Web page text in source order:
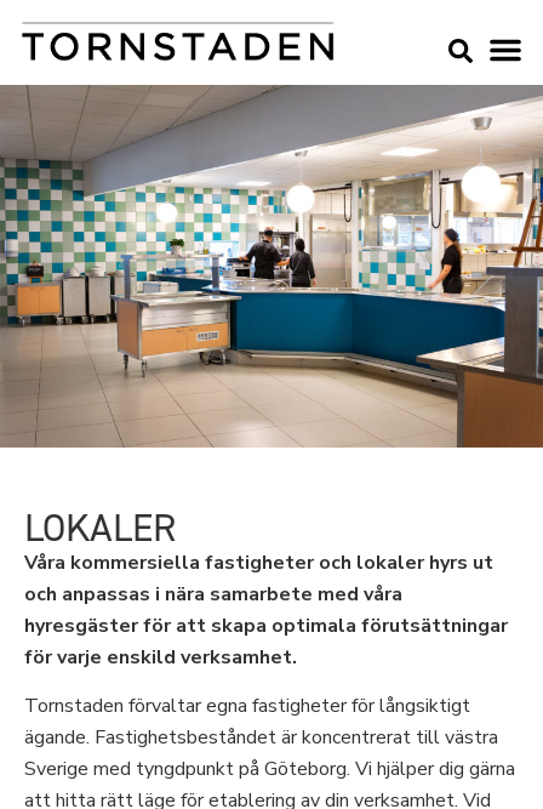
LOKALER
Våra kommersiella fastigheter och lokaler hyrs ut
och anpassas i nära samarbete med våra
hyresgäster för att skapa optimala förutsättningar
för varje enskild verksamhet.
Tornstaden förvaltar egna fastigheter för långsiktigt
ägande. Fastighetsbeståndet är koncentrerat till västra
Sverige med tyngdpunkt på Göteborg. Vi hjälper dig gärna
att hitta rätt läge för etablering av din verksamhet. Vid